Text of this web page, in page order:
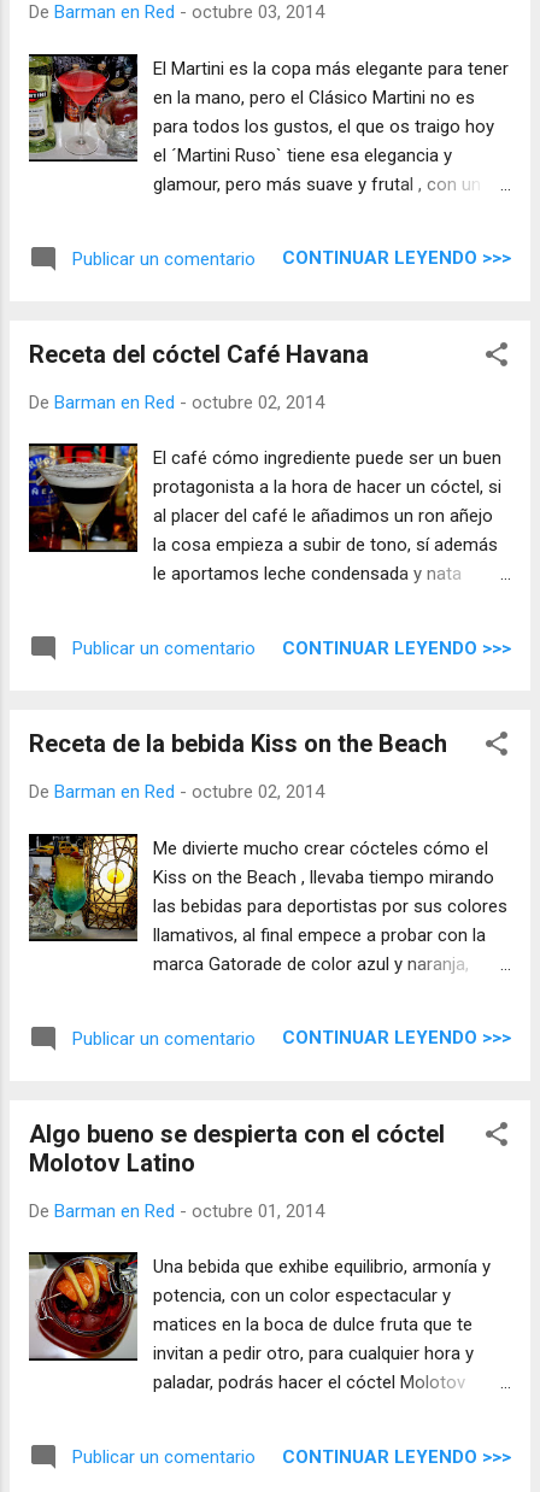
De Barman en Red - octubre 03, 2014
El Martini es la copa más elegante para tener
en la mano, pero el Clásico Martini no es
para todos los gustos, el que os traigo hoy
el ´Martini Ruso` tiene esa elegancia y
glamour, pero más suave y frutal , con un
suave donde el Martini juega su partido para
Publicar un comentario CONTINUAR LEYENDO >>>
Receta del cóctel Café Havana
De Barman en Red - octubre 02, 2014
El café cómo ingrediente puede ser un buen
protagonista a la hora de hacer un cóctel, si
al placer del café le añadimos un ron añejo
la cosa empieza a subir de tono, sí además
le aportamos leche condensada y nata
Havana ...
Publicar un comentario CONTINUAR LEYENDO >>>
Receta de la bebida Kiss on the Beach
De Barman en Red - octubre 02, 2014
Me divierte mucho crear cócteles cómo el
Kiss on the Beach , llevaba tiempo mirando
las bebidas para deportistas por sus colores
llamativos, al final empece a probar con la
marca Gatorade de color azul y naranja,
podría ser de otra manera ´en dos capas
Publicar un comentario CONTINUAR LEYENDO >>>
Algo bueno se despierta con el cóctel
Molotov Latino
De Barman en Red - octubre 01, 2014
Una bebida que exhibe equilibrio, armonía y
potencia, con un color espectacular y
matices en la boca de dulce fruta que te
invitan a pedir otro, para cualquier hora y
paladar, podrás hacer el cóctel Molotov
Publicar un comentario CONTINUAR LEYENDO >>>